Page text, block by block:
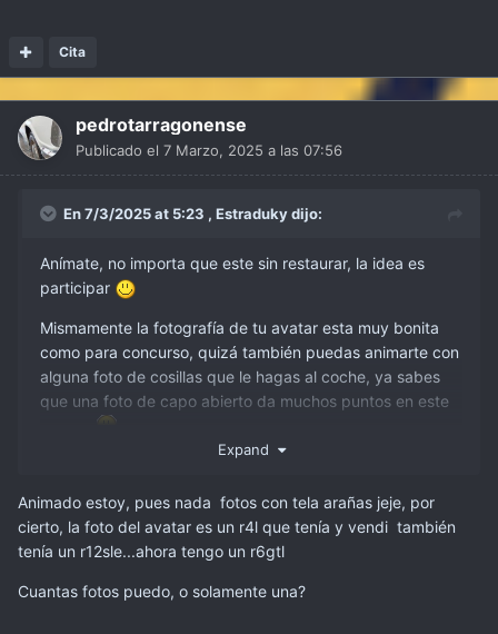
Cita
pedrotarragonense
Publicado el 7 Marzo, 2025 a las 07:56
En 7/3/2025 at 5:23 , Estradukydijo:
Anímate, no importa que este sin restaurar, la idea es
participar
Mismamente la fotografía de tu avatar esta muy bonita
como para concurso, quizá también puedas animarte con
alguna foto de cosillas que le hagas al coche, ya sabes
que una foto de capo abierto da muchos puntos en este
Expand
Animado estoy, pues nada fotos con tela arañas jeje, por
cierto, la foto del avatar es un r4l que tenía y vendi también
tenía un r12sle...ahora tengo un r6gtl
Cuantas fotos puedo, o solamente una?